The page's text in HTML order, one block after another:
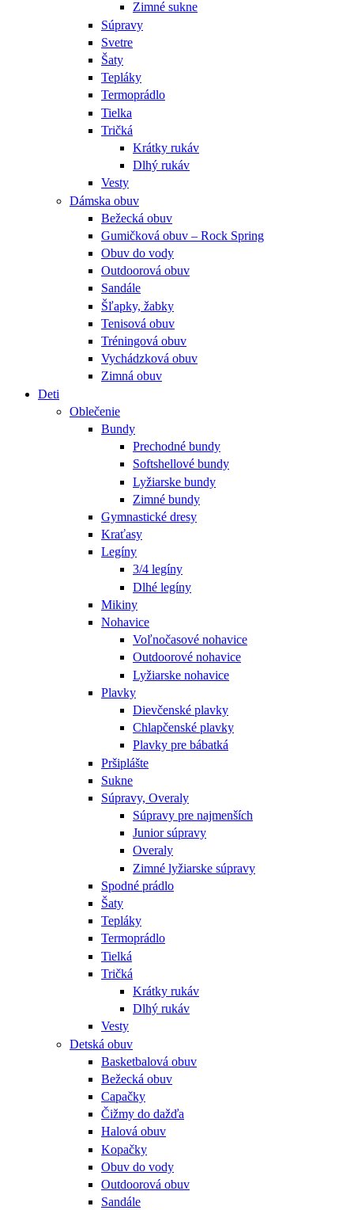
Zimné sukne
Súpravy
Svetre
Šaty
Tepláky
Termoprádlo
Tielka
Tričká
Krátky rukáv
Dlhý rukáv
Vesty
Dámska obuv
Bežecká obuv
Gumičková obuv – Rock Spring
Obuv do vody
Outdoorová obuv
Sandále
Šľapky, žabky
Tenisová obuv
Tréningová obuv
Vychádzková obuv
Zimná obuv
Deti
Oblečenie
Bundy
Prechodné bundy
Softshellové bundy
Lyžiarske bundy
Zimné bundy
Gymnastické dresy
Kraťasy
Legíny
3/4 legíny
Dlhé legíny
Mikiny
Nohavice
Voľnočasové nohavice
Outdoorové nohavice
Lyžiarske nohavice
Plavky
Dievčenské plavky
Chlapčenské plavky
Plavky pre bábatká
Pršiplášte
Sukne
Súpravy, Overaly
Súpravy pre najmenších
Junior súpravy
Overaly
Zimné lyžiarske súpravy
Spodné prádlo
Šaty
Tepláky
Termoprádlo
Tielká
Tričká
Krátky rukáv
Dlhý rukáv
Vesty
Detská obuv
Basketbalová obuv
Bežecká obuv
Capačky
Čižmy do dažďa
Halová obuv
Kopačky
Obuv do vody
Outdoorová obuv
Sandále